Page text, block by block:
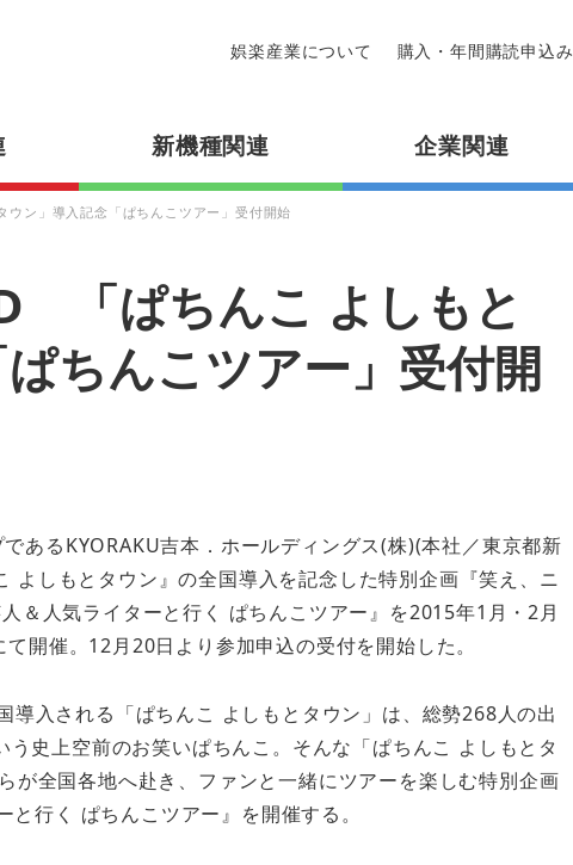
娯楽産業について 購入・年間購読申込み
新機種関連 企業関連
ン」導入記念「ぱちんこツアー」受付開始
「ぱちんこ よしもと
ちんこツアー」受付開
あるKYORAKU吉本．ホールディングス(株)(本社／東京都新
よしもとタウン』の全国導入を記念した特別企画『笑え、ニ
＆人気ライターと行く ぱちんこツアー』を2015年1月・2月
開催。12月20日より参加申込の受付を開始した。
導入される「ぱちんこ よしもとタウン」は、総勢268人の出
史上空前のお笑いぱちんこ。そんな「ぱちんこ よしもとタ
が全国各地へ赴き、ファンと一緒にツアーを楽しむ特別企画
行く ぱちんこツアー』を開催する。